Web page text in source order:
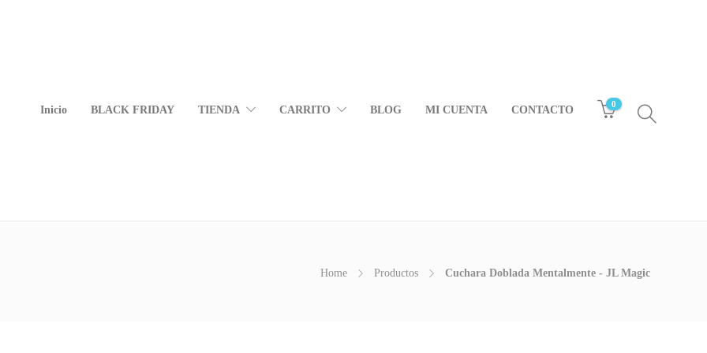
Inicio BLACK FRIDAY TIENDA CARRITO BLOG MI CUENTA CONTACTO 0
Home Productos Cuchara Doblada Mentalmente - JL Magic